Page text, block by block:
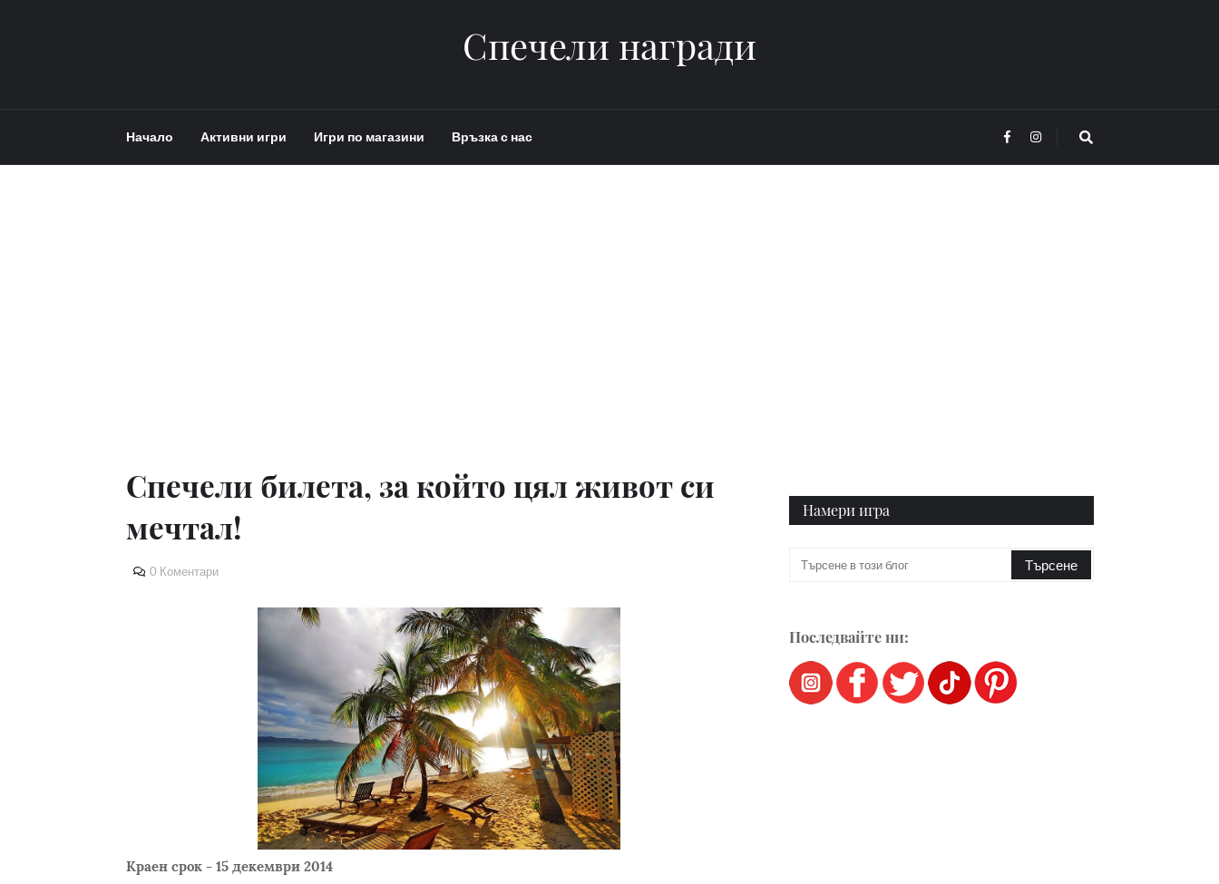
Спечели награди
Начало Активни игри Игри по магазини Връзка с нас
Спечели билета, за който цял живот си
мечтал!
0 Коментари
Краен срок - 15 декември 2014
Намери игра
Последвайте ни: